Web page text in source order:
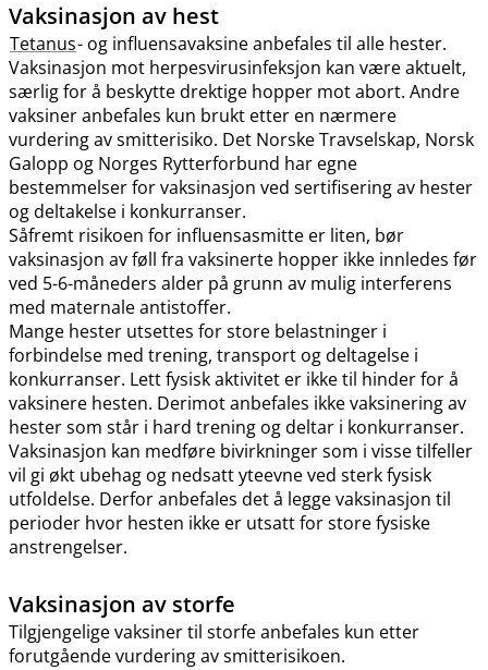
Vaksinasjon av hest
Tetanus- og influensavaksine anbefales til alle hester.
Vaksinasjon mot herpesvirusinfeksjon kan være aktuelt,
særlig for å beskytte drektige hopper mot abort. Andre
vaksiner anbefales kun brukt etter en nærmere
vurdering av smitterisiko. Det Norske Travselskap, Norsk
Galopp og Norges Rytterforbund har egne
bestemmelser for vaksinasjon ved sertifisering av hester
og deltakelse i konkurranser.
Såfremt risikoen for influensasmitte er liten, bør
vaksinasjon av føll fra vaksinerte hopper ikke innledes før
ved 5-6-måneders alder på grunn av mulig interferens
med maternale antistoffer.
Mange hester utsettes for store belastninger i
forbindelse med trening, transport og deltagelse i
konkurranser. Lett fysisk aktivitet er ikke til hinder for å
vaksinere hesten. Derimot anbefales ikke vaksinering av
hester som står i hard trening og deltar i konkurranser.
Vaksinasjon kan medføre bivirkninger som i visse tilfeller
vil gi økt ubehag og nedsatt yteevne ved sterk fysisk
utfoldelse. Derfor anbefales det å legge vaksinasjon til
perioder hvor hesten ikke er utsatt for store fysiske
anstrengelser.
Vaksinasjon av storfe
Tilgjengelige vaksiner til storfe anbefales kun etter
forutgående vurdering av smitterisikoen.